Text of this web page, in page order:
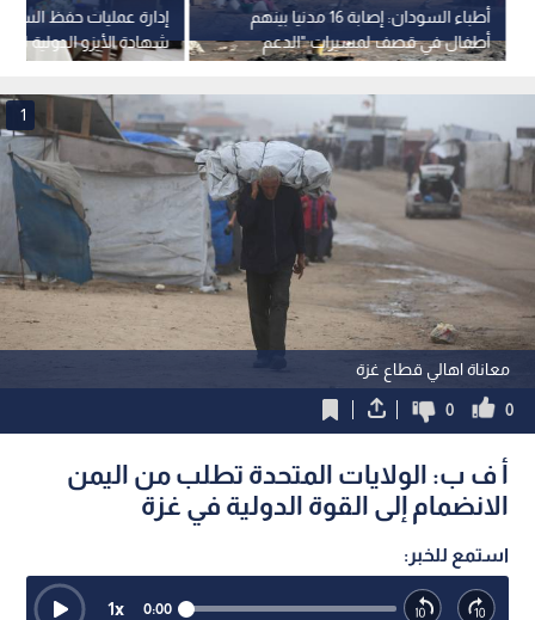
إدارة عمليات حفظ
شهادة الأيزو الدولية
الجودة
أطباء السودان: إصابة 16 مدنيا بينهم
أطفال في قصف لمسيرات "الدعم
السريع" على كادوقلي
معاناة اهالي قطاع غزة
1
0
0
أ ف ب: الولايات المتحدة تطلب من اليمن
الانضمام إلى القوة الدولية في غزة
استمع للخبر:
0:00
1x